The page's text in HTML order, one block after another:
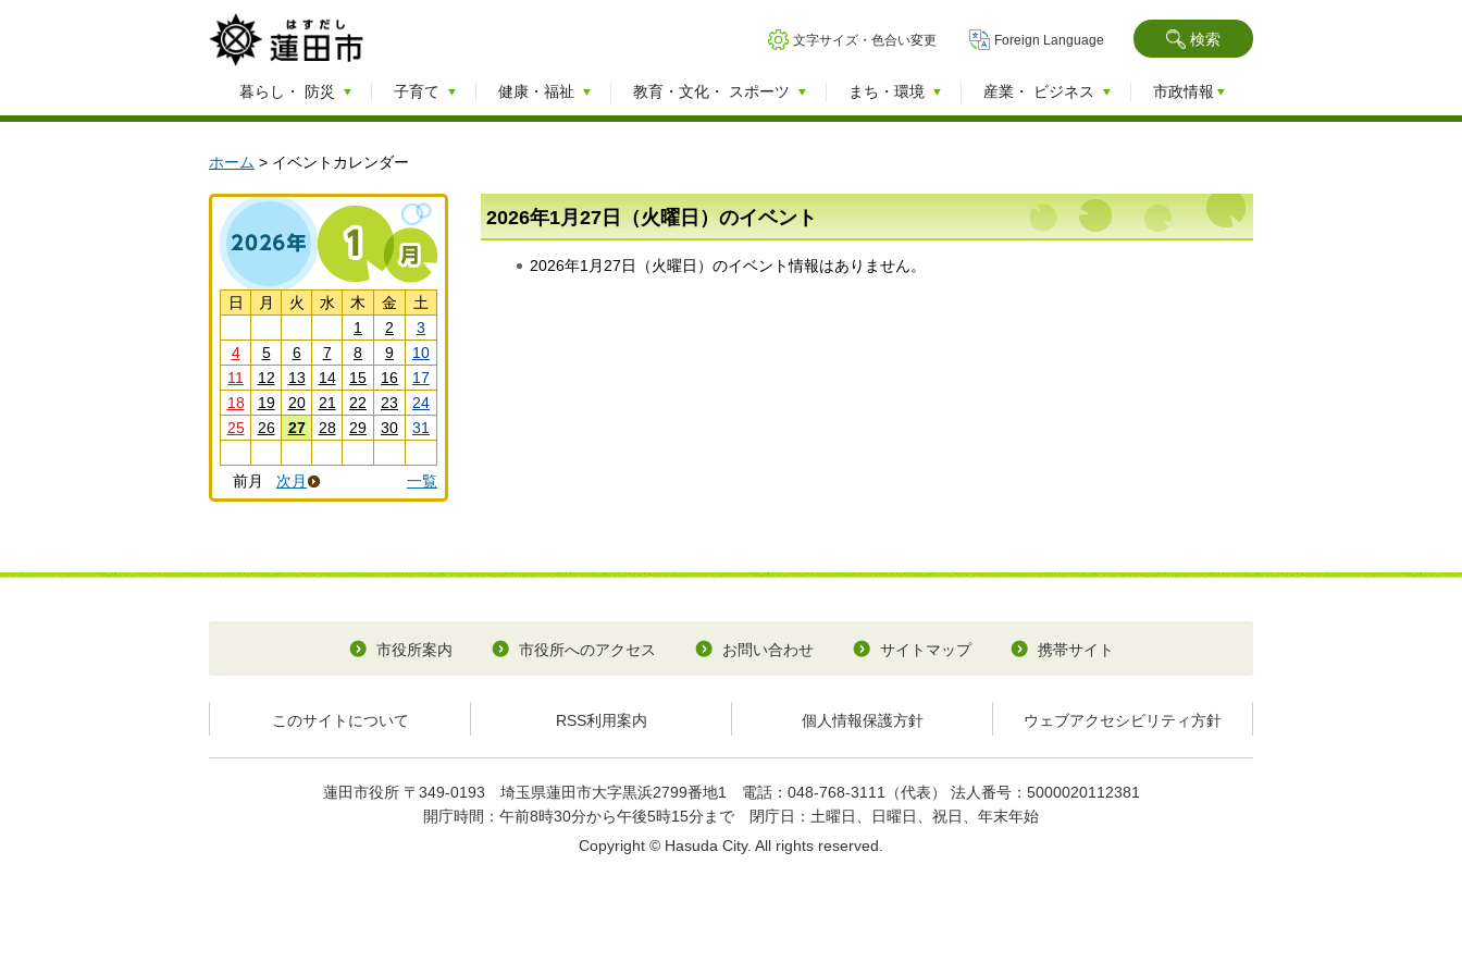
文字サイズ・色合い変更 Foreign Language 検索
暮らし・ 防災 子育て 健康・福祉 教育・文化・ スポーツ まち・環境 産業・ ビジネス 市政情報
ホーム > イベントカレンダー
日 月 火 水 木 金
土
1
2
3
4
5 6 7 8 9
10
11
12 13 14 15 16
17
18
19 20 21 22 23
24
25
26 27 28 29 30 31
前月 次月 一覧
2026年1月27日（火曜日）のイベント
2026年1月27日（火曜日）のイベント情報はありません。
市役所案内 市役所へのアクセス お問い合わせ サイトマップ 携帯サイト
このサイトについて RSS利用案内 個人情報保護方針 ウェブアクセシビリティ方針
蓮田市役所 〒349-0193 埼玉県蓮田市大字黒浜2799番地1 電話：048-768-3111（代表） 法人番号：5000020112381
開庁時間：午前8時30分から午後5時15分まで
閉庁日：土曜日、日曜日、祝日、年末年始
Copyright © Hasuda City. All rights reserved.